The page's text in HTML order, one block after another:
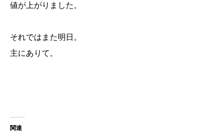
値が上がりました。
それではまた明日。
主にありて。
関連